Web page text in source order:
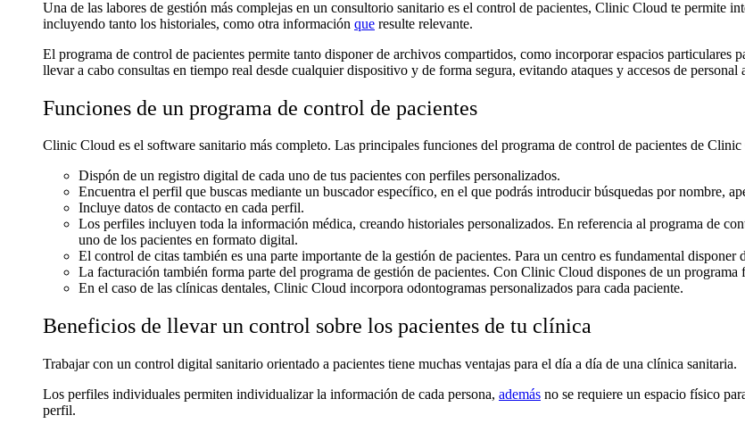
Una de las labores de gestión más complejas en un consultorio sanitario es el control de pacientes, Clinic Cloud te permite
incluyendo tanto los historiales, como otra información que resulte relevante.
El programa de control de pacientes permite tanto disponer de archivos compartidos, como incorporar espacios
llevar a cabo consultas en tiempo real desde cualquier dispositivo y de forma segura, evitando ataques y accesos de
Funciones de un programa de control de pacientes
Clinic Cloud es el software sanitario más completo. Las principales funciones del programa de control de pacientes de Clinic
Dispón de un registro digital de cada uno de tus pacientes con perfiles personalizados.
Encuentra el perfil que buscas mediante un buscador específico, en el que podrás introducir búsquedas por nombre,
Incluye datos de contacto en cada perfil.
Los perfiles incluyen toda la información médica, creando historiales personalizados. En referencia al programa de
uno de los pacientes en formato digital.
El control de citas también es una parte importante de la gestión de pacientes. Para un centro es fundamental
La facturación también forma parte del programa de gestión de pacientes. Con Clinic Cloud dispones de un
En el caso de las clínicas dentales, Clinic Cloud incorpora odontogramas personalizados para cada paciente.
Beneficios de llevar un control sobre los pacientes de tu clínica
Trabajar con un control digital sanitario orientado a pacientes tiene muchas ventajas para el día a día de una clínica sanitaria.
Los perfiles individuales permiten individualizar la información de cada persona, además no se requiere un espacio físico
perfil.